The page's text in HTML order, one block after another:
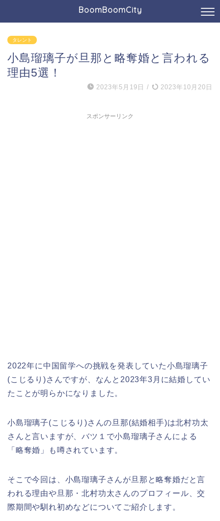
BoomBoomCity
タレント
小島瑠璃子が旦那と略奪婚と言われる
理由5選！
2023年5月19日 / 2023年10月20日
スポンサーリンク
2022年に中国留学への挑戦を発表していた小島瑠璃子
(こじるり)さんですが、なんと2023年3月に結婚してい
たことが明らかになりました。
小島瑠璃子(こじるり)さんの旦那(結婚相手)は北村功太
さんと言いますが、バツ１で小島瑠璃子さんによる
「略奪婚」も噂されています。
そこで今回は、小島瑠璃子さんが旦那と略奪婚だと言
われる理由や旦那・北村功太さんのプロフィール、交
際期間や馴れ初めなどについてご紹介します。